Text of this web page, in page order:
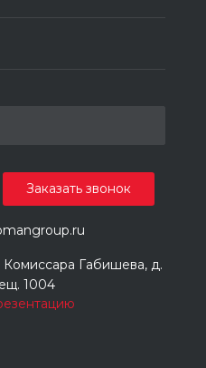
Комиссара Габишева, д.
1004
Заказать звонок